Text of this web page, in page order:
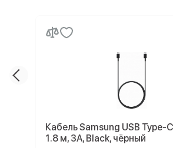
Кабель Samsung USB Type-
1.8 м, 3A, Black, чёрный